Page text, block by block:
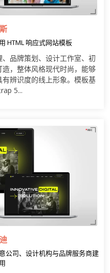
HTML 响应式网站模板
品牌策划、设计工作室、初
，整体风格现代时尚，能够
辨识度的线上形象。模板基
5...
公司、设计机构与品牌服务商建